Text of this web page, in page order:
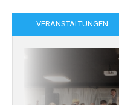
VERANSTALTUNGEN